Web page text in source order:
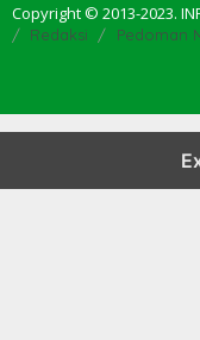
Copyright © 2013-2023.
Redaksi Pedoman